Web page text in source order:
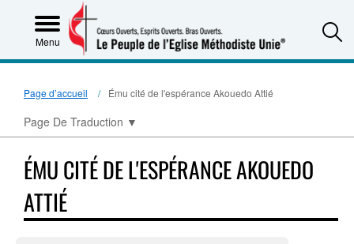
Menu
Page d’accueil Ému cité de l'espérance Akouedo Attié
Page De Traduction ▼
ÉMU CITÉ DE L'ESPÉRANCE AKOUEDO
ATTIÉ